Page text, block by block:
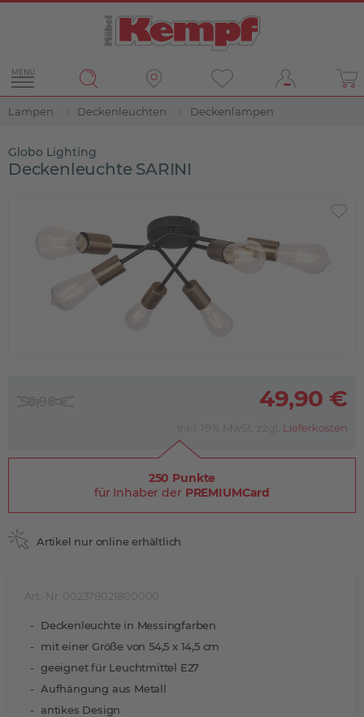
MENÜ
Lampen Deckenleuchten Deckenlampen
Globo Lighting
Deckenleuchte SARINI
Art.-Nr. 002378021800000
Deckenleuchte in Messingfarben
mit einer Größe von 54,5 x 14,5 cm
geeignet für Leuchtmittel E27
Aufhängung aus Metall
antikes Design
49,90 €
inkl. 19% MwSt. zzgl. Lieferkosten
250 Punkte
für Inhaber der PREMIUMCard
Artikel nur online erhältlich